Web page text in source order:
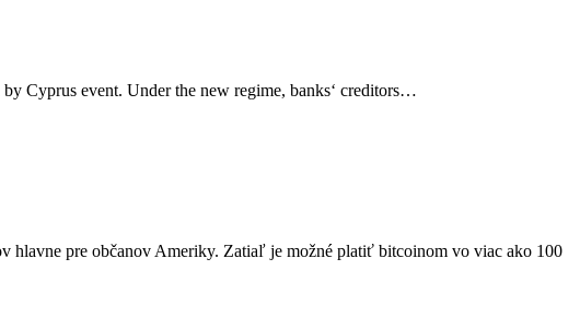
Cyprus event. Under the new regime, banks‘ creditors…
hlavne pre občanov Ameriky. Zatiaľ je možné platiť bitcoinom vo viac ako 100